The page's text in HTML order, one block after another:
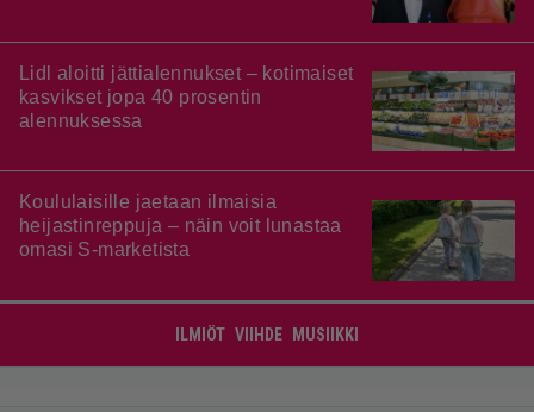
Lidl aloitti jättialennukset – kotimaiset
kasvikset jopa 40 prosentin
alennuksessa
Koululaisille jaetaan ilmaisia
heijastinreppuja – näin voit lunastaa
omasi S-marketista
ILMIÖT VIIHDE MUSIIKKI